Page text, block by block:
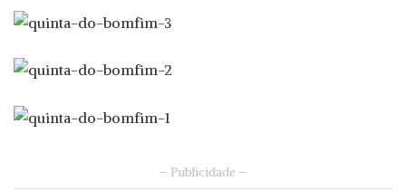
– Publicidade –